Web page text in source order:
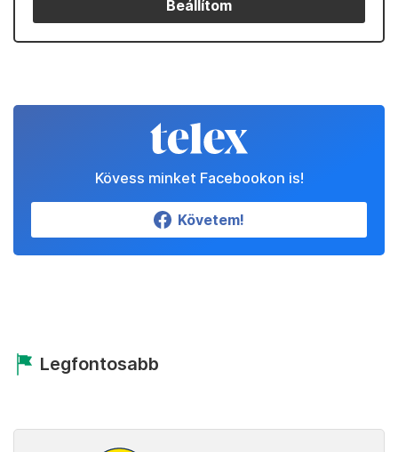
Beállítom
Kövess minket Facebookon is!
Követem!
Legfontosabb